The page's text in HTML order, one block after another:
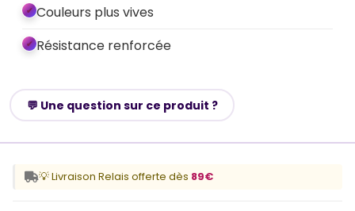
Couleurs plus vives
Résistance renforcée
💬 Une question sur ce produit ?
💡 Livraison Relais offerte dès 89€